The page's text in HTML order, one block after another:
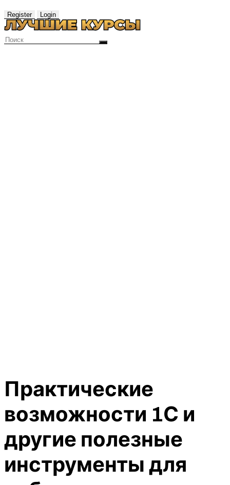
Register Login
Практические
возможности 1С и
другие полезные
инструменты для